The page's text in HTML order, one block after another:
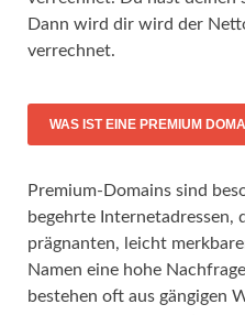
Dann wird dir wird der
verrechnet.
WAS IST EINE PREMIUM
Premium-Domains sind
begehrte Internetadressen,
prägnanten, leicht
Namen eine hohe
bestehen oft aus gängigen